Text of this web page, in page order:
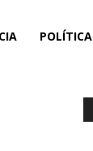
POLÍTICA